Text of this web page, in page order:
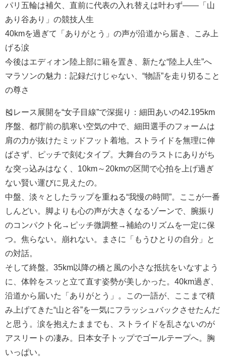
パリ五輪は補欠、直前に代表の入れ替えは叶わず――「山
あり谷あり」の競技人生
40kmを過ぎて「ありがとう」の声が沿道から届き、こみ上
げる涙
今後はエディオン陸上部に籍を置き、新たな“陸上人生”へ
マラソンの魅力：記録だけじゃない、“物語”を走り切ること
の尊さ
🎽レース展開を“女子目線”で深掘り：細田あいの42.195km
序盤、都庁前の肌寒い空気の中で、細田選手のフォームは
肩の力が抜けたミッドフット着地。ストライドを無理に伸
ばさず、ピッチで刻むタイプ。大舞台のラストにありがち
な突っ込みはなく、10km～20kmの区間で心拍を上げ過ぎ
ない賢い運びに見えたの。
中盤、淡々としたラップを重ねる“我慢の時間”。ここが一番
しんどい。脚よりも心の声が大きくなるゾーンで、腕振り
のコンパクト化→ピッチ微調整→補給のリズムを一定に保
つ。焦らない。崩れない。まさに「もうひとりの自分」と
の対話。
そして終盤。35km以降の橋と風の小さな抵抗をいなすよう
に、体幹をスッと立て直す姿勢が美しかった。40km過ぎ、
沿道から届いた「ありがとう」。この一語が、ここまで積
み上げてきた“山と谷”を一気にフラッシュバックさせたんだ
と思う。涙を抱えたままでも、ストライドを乱さないのが
アスリートの凄み。日本女子トップでゴールテープへ。胸
いっぱい。